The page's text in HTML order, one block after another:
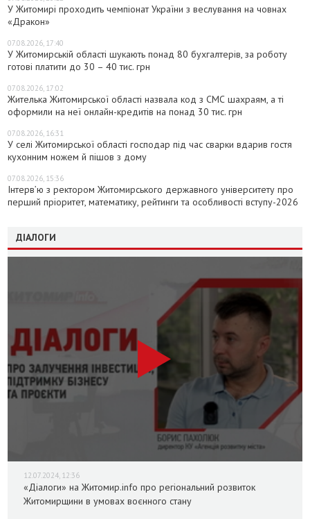
У Житомирі проходить чемпіонат України з веслування на човнах
«Дракон»
07.08.2026, 17:40
У Житомирській області шукають понад 80 бухгалтерів, за роботу
готові платити до 30 – 40 тис. грн
07.08.2026, 17:02
Жителька Житомирської області назвала код з СМС шахраям, а ті
оформили на неї онлайн-кредитів на понад 30 тис. грн
07.08.2026, 16:31
У селі Житомирської області господар під час сварки вдарив гостя
кухонним ножем й пішов з дому
07.08.2026, 15:36
Інтерв’ю з ректором Житомирського державного університету про
перший пріоритет, математику, рейтинги та особливості вступу-2026
ДІАЛОГИ
12.07.2024, 12:36
«Діалоги» на Житомир.info про регіональний розвиток
Житомирщини в умовах воєнного стану